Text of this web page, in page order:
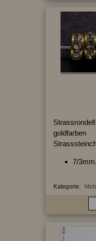
Strassrondell
goldfarben
7/
Kategorie: